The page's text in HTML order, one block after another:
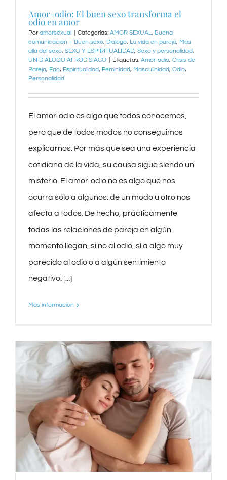
Amor-odio: El buen sexo transforma el
odio en amor
Por amorsexual Categorías: AMOR SEXUAL, Buena
comunicación = Buen sexo, Diálogo, La vida en pareja, Más
allá del sexo, SEXO Y ESPIRITUALIDAD, Sexo y personalidad,
UN DIÁLOGO AFRODISIACO
Etiquetas: Amor-odio, Crisis de
Pareja, Ego, Espiritualidad, Feminidad, Masculinidad, Odio,
Personalidad
El amor-odio es algo que todos conocemos,
pero que de todos modos no conseguimos
explicarnos. Por más que sea una experiencia
cotidiana de la vida, su causa sigue siendo un
misterio. El amor-odio no es algo que nos
ocurra sólo a algunos: de un modo u otro nos
afecta a todos. De hecho, prácticamente
todas las relaciones de pareja en algún
momento llegan, si no al odio, sí a algo muy
parecido al odio o a algún sentimiento
negativo. [...]
Más información